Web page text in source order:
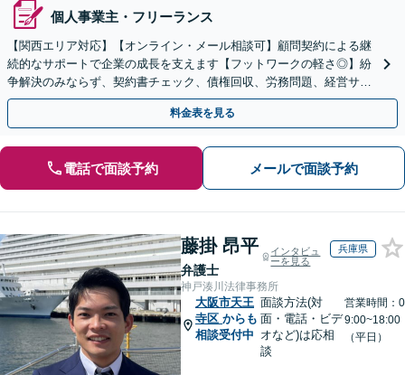
個人事業主・フリーランス
【関西エリア対応】【オンライン・メール相談可】顧問契約による継
続的なサポートで企業の成長を支えます【フットワークの軽さ◎】紛
争解決のみならず、契約書チェック、債権回収、労務問題、経営サポ
ートを含む予防法務に対応
料金表を見る
電話で面談予約 メールで面談予約
藤掛 昂平
弁護士
インタビュ
ーを見る
兵庫県
神戸湊川法律事務所
大阪市天王
寺区 からも
相談受付中
面談方法(対
面・電話・ビデ
オなど)は応相
談
営業時間：0
9:00~18:00
（平日）